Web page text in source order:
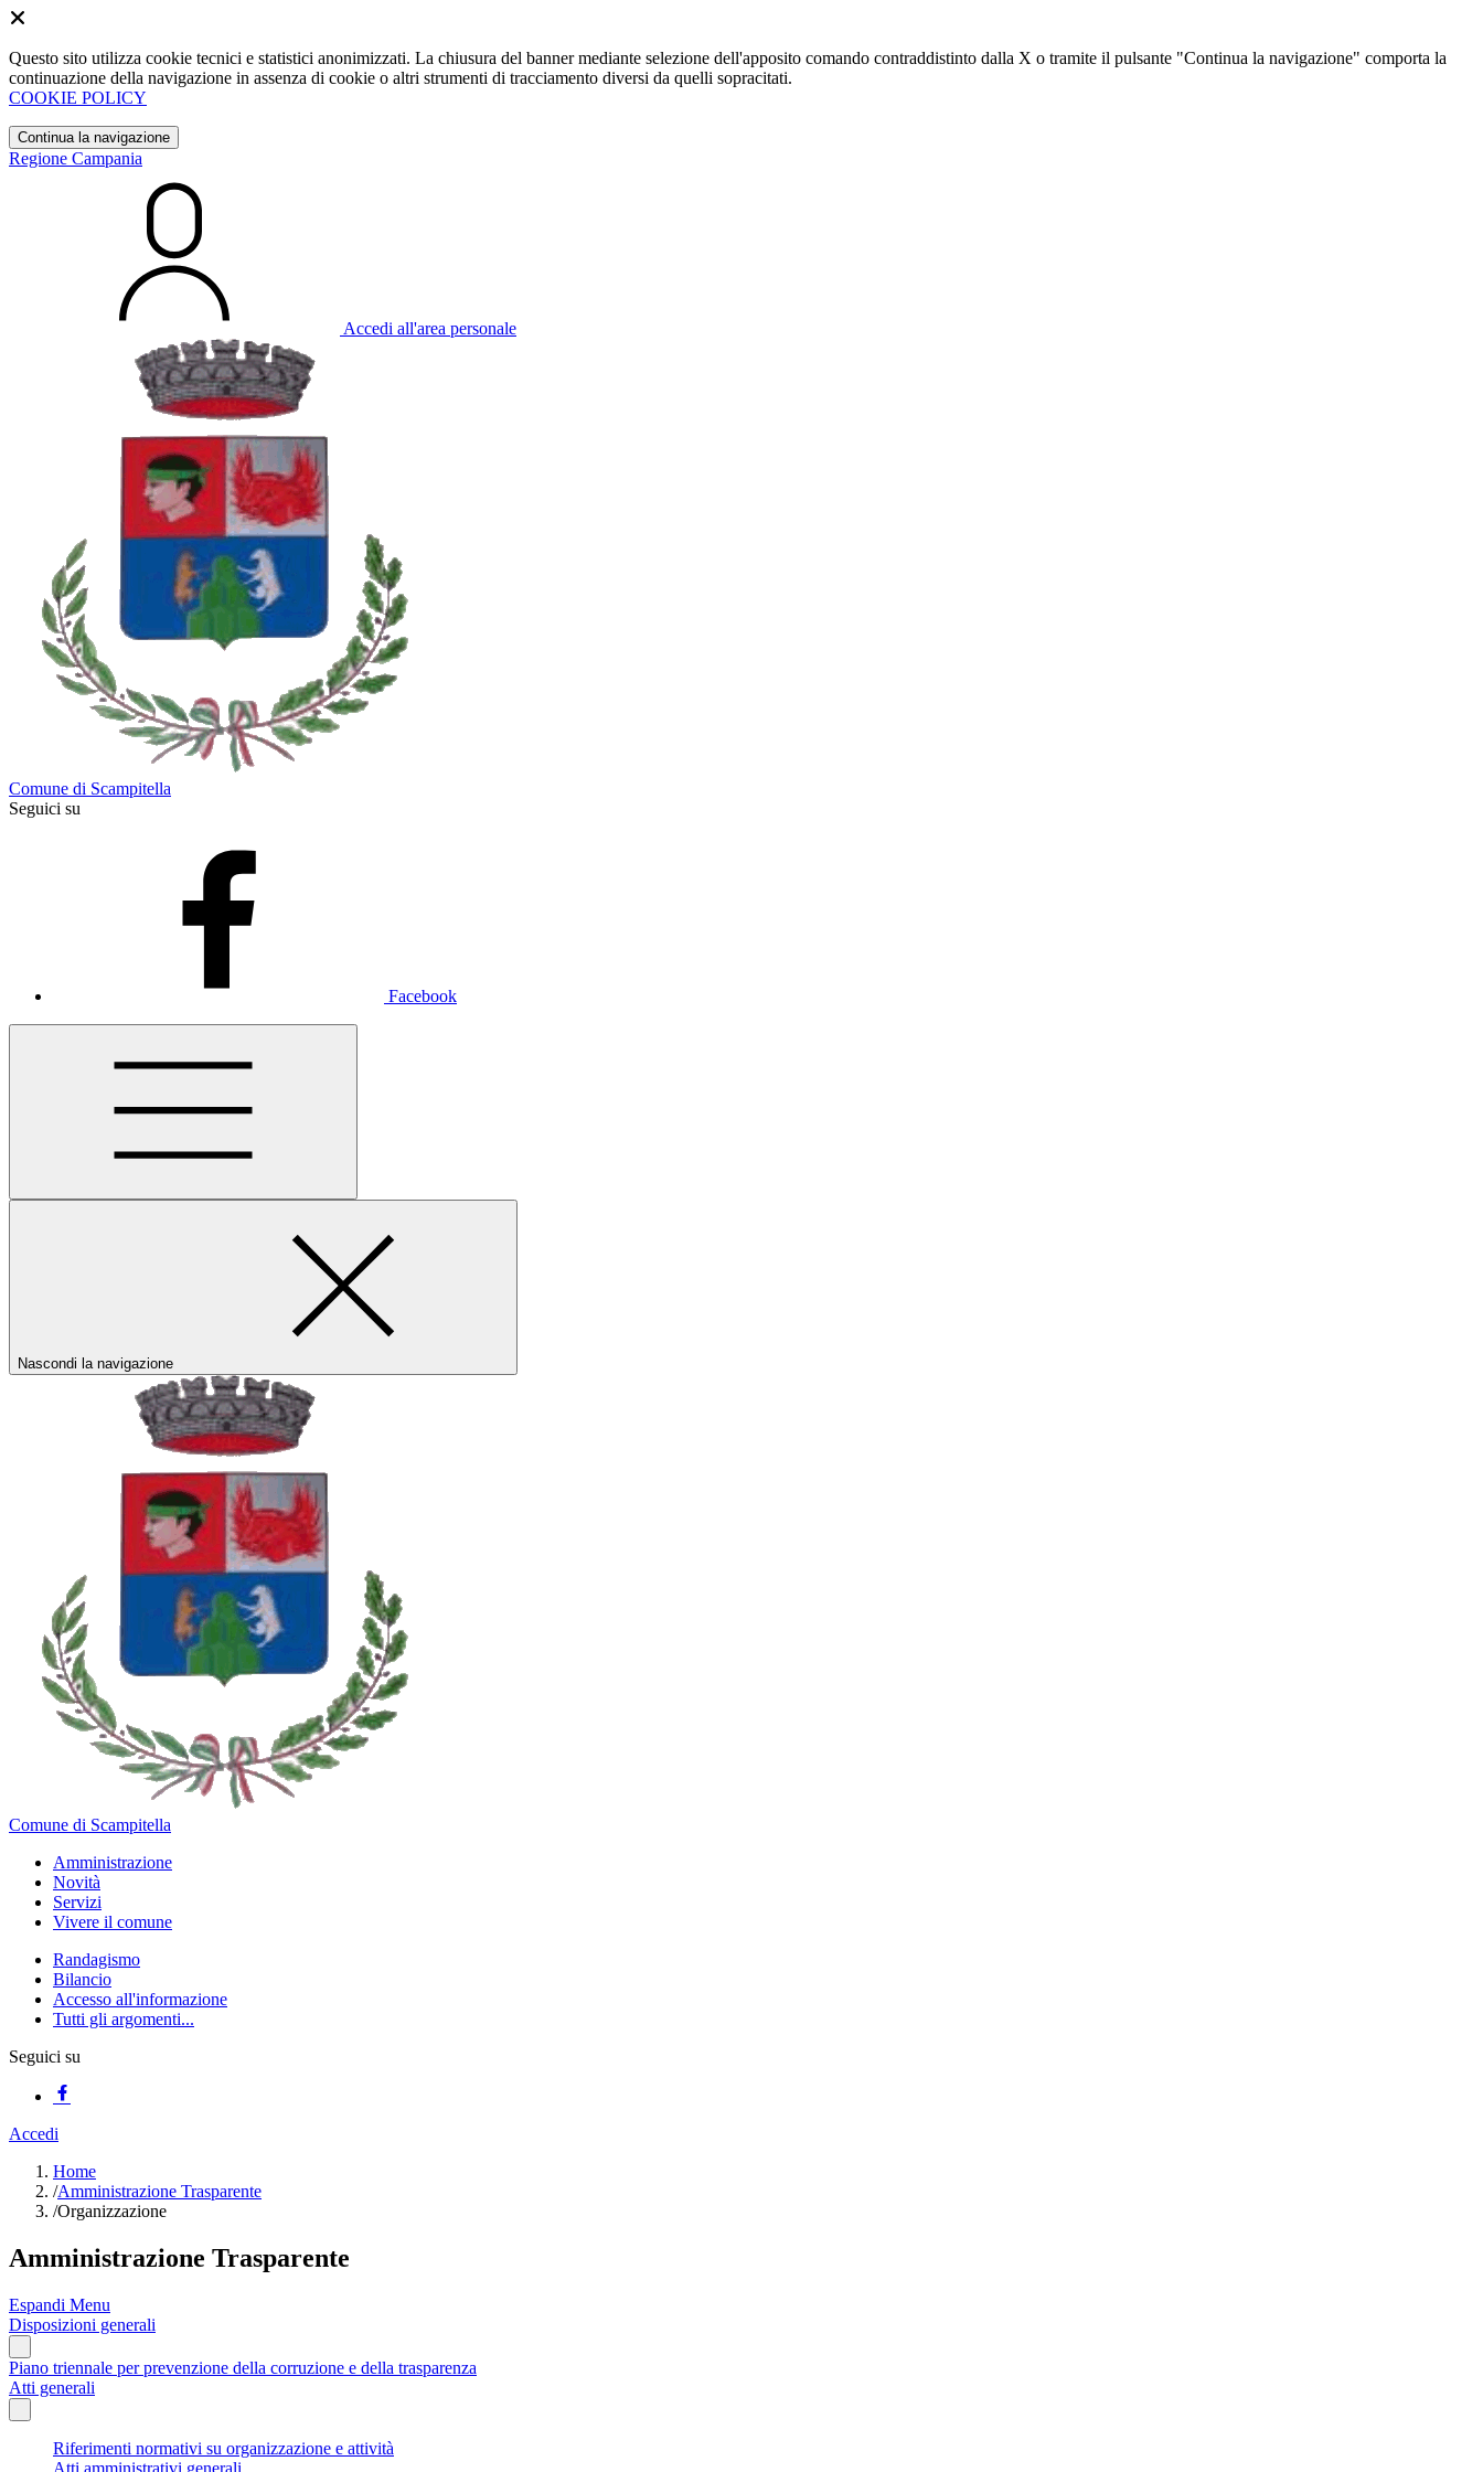
Questo sito utilizza cookie tecnici e statistici anonimizzati. La chiusura del banner mediante selezione dell'apposito comando contraddistinto dalla X o tramite il pulsante "Continua la navigazione" comporta la
continuazione della navigazione in assenza di cookie o altri strumenti di tracciamento diversi da quelli sopracitati.
COOKIE POLICY
Continua la navigazione
Regione Campania
Accedi all'area personale
Comune di Scampitella
Seguici su
Facebook
Nascondi la navigazione
Comune di Scampitella
Amministrazione
Novità
Servizi
Vivere il comune
Randagismo
Bilancio
Accesso all'informazione
Tutti gli argomenti...
Seguici su
Accedi
Home
/Amministrazione Trasparente
/Organizzazione
Amministrazione Trasparente
Espandi Menu
Disposizioni generali
Piano triennale per prevenzione della corruzione e della trasparenza
Atti generali
Riferimenti normativi su organizzazione e attività
Atti amministrativi generali